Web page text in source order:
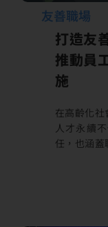
友善職場
打造友
推動員
施
在高齡化社
人才永續
任，也涵
段的需求
與工作支